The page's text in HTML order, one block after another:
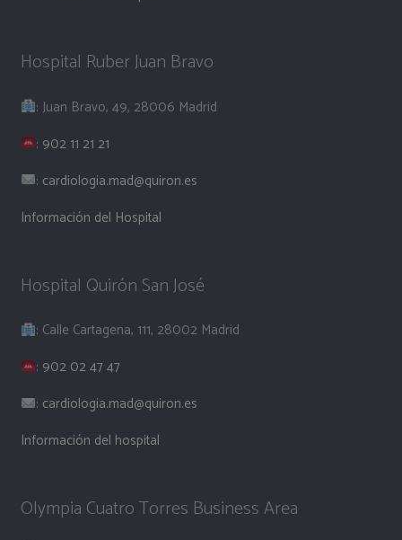
Hospital Ruber Juan Bravo
: Juan Bravo, 49, 28006 Madrid
: 902 11 21 21
: cardiologia.mad@quiron.es
Información del Hospital
Hospital Quirón San José
: Calle Cartagena, 111, 28002 Madrid
: 902 02 47 47
: cardiologia.mad@quiron.es
Información del hospital
Olympia Cuatro Torres Business Area